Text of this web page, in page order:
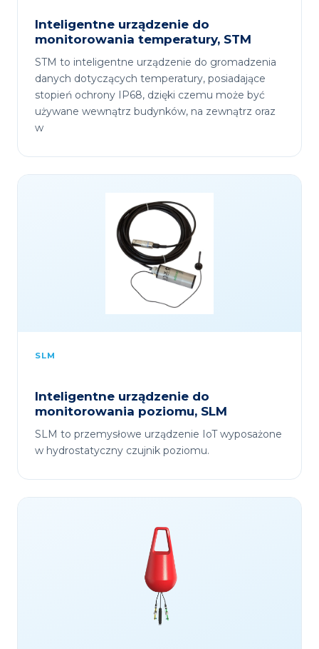
Inteligentne urządzenie do
monitorowania temperatury, STM
STM to inteligentne urządzenie do gromadzenia
danych dotyczących temperatury, posiadające
stopień ochrony IP68, dzięki czemu może być
używane wewnątrz budynków, na zewnątrz oraz
w
SLM
Inteligentne urządzenie do
monitorowania poziomu, SLM
SLM to przemysłowe urządzenie IoT wyposażone
w hydrostatyczny czujnik poziomu.